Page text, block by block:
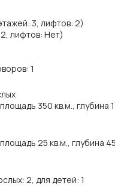
3, лифтов: 2)
лифтов: Нет)
1
350 кв.м., глубина
25 кв.м., глубина
2, для детей: 1